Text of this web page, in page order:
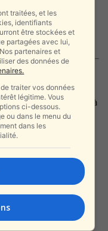
de ferveur, décrit
chayos », de vitalité
se sont retrouvés à
aux réalités
2026, l’espace
civile, rendant
Pour les
de
l’Égypte, dont les
traitées, et les
identifiants
être stockées et
partagées avec lui,
partenaires et
des données de
traiter vos données
légitime. Vous
ci-dessous.
ou dans le menu du
dans les